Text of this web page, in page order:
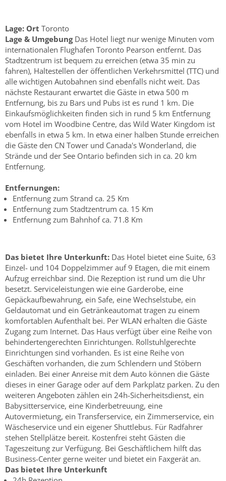
Lage: Ort Toronto
Lage & UmgebungDas Hotel liegt nur wenige Minuten vom
internationalen Flughafen Toronto Pearson entfernt. Das
Stadtzentrum ist bequem zu erreichen (etwa 35 min zu
fahren), Haltestellen der öffentlichen Verkehrsmittel (TTC) und
alle wichtigen Autobahnen sind ebenfalls nicht weit. Das
nächste Restaurant erwartet die Gäste in etwa 500 m
Entfernung, bis zu Bars und Pubs ist es rund 1 km. Die
Einkaufsmöglichkeiten finden sich in rund 5 km Entfernung
vom Hotel im Woodbine Centre, das Wild Water Kingdom ist
ebenfalls in etwa 5 km. In etwa einer halben Stunde erreichen
die Gäste den CN Tower und Canada's Wonderland, die
Strände und der See Ontario befinden sich in ca. 20 km
Entfernung.
Entfernungen:
Entfernung zum Strand ca. 25 Km
Entfernung zum Stadtzentrum ca. 15 Km
Entfernung zum Bahnhof ca. 71.8 Km
Das bietet Ihre Unterkunft: Das Hotel bietet eine Suite, 63
Einzel- und 104 Doppelzimmer auf 9 Etagen, die mit einem
Aufzug erreichbar sind. Die Rezeption ist rund um die Uhr
besetzt. Serviceleistungen wie eine Garderobe, eine
Gepäckaufbewahrung, ein Safe, eine Wechselstube, ein
Geldautomat und ein Getränkeautomat tragen zu einem
komfortablen Aufenthalt bei. Per WLAN erhalten die Gäste
Zugang zum Internet. Das Haus verfügt über eine Reihe von
behindertengerechten Einrichtungen. Rollstuhlgerechte
Einrichtungen sind vorhanden. Es ist eine Reihe von
Geschäften vorhanden, die zum Schlendern und Stöbern
einladen. Bei einer Anreise mit dem Auto können die Gäste
dieses in einer Garage oder auf dem Parkplatz parken. Zu den
weiteren Angeboten zählen ein 24h-Sicherheitsdienst, ein
Babysitterservice, eine Kinderbetreuung, eine
Autovermietung, ein Transferservice, ein Zimmerservice, ein
Wäscheservice und ein eigener Shuttlebus. Für Radfahrer
stehen Stellplätze bereit. Kostenfrei steht Gästen die
Tageszeitung zur Verfügung. Bei Geschäftlichem hilft das
Business-Center gerne weiter und bietet ein Faxgerät an.
Das bietet Ihre Unterkunft